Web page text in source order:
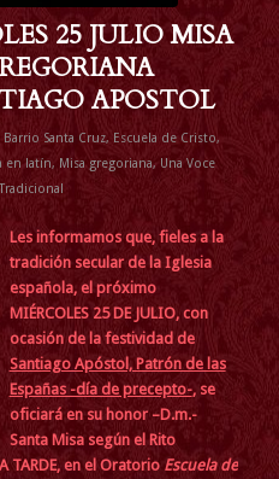
25 JULIO MISA
APOSTOL
Barrio Santa Cruz, Escuela de Cristo,
en latín, Misa gregoriana, Una Voce
Les informamos que, fieles a la
tradición secular de la Iglesia
española, el próximo
MIÉRCOLES 25 DE JULIO, con
ocasión de la festividad de
Santiago Apóstol, Patrón de las
Españas -día de precepto-, se
oficiará en su honor –D.m.-
Santa Misa según el Rito
TARDE, en el Oratorio Escuela de